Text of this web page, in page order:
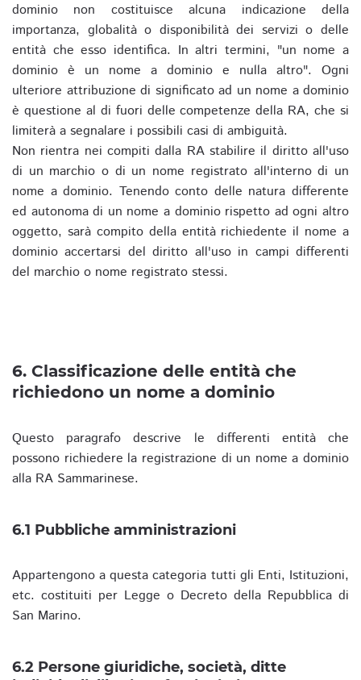
dominio non costituisce alcuna indicazione della
importanza, globalità o disponibilità dei servizi o delle
entità che esso identifica. In altri termini, "un nome a
dominio è un nome a dominio e nulla altro". Ogni
ulteriore attribuzione di significato ad un nome a dominio
è questione al di fuori delle competenze della RA, che si
limiterà a segnalare i possibili casi di ambiguità.
Non rientra nei compiti dalla RA stabilire il diritto all'uso
di un marchio o di un nome registrato all'interno di un
nome a dominio. Tenendo conto delle natura differente
ed autonoma di un nome a dominio rispetto ad ogni altro
oggetto, sarà compito della entità richiedente il nome a
dominio accertarsi del diritto all'uso in campi differenti
del marchio o nome registrato stessi.
6. Classificazione delle entità che
richiedono un nome a dominio
Questo paragrafo descrive le differenti entità che
possono richiedere la registrazione di un nome a dominio
alla RA Sammarinese.
6.1 Pubbliche amministrazioni
Appartengono a questa categoria tutti gli Enti, Istituzioni,
etc. costituiti per Legge o Decreto della Repubblica di
San Marino.
6.2 Persone giuridiche, società, ditte